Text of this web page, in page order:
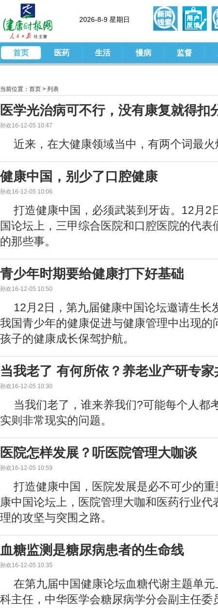
2026-8-9 星期日
首页 医药 生活 慢病 监督
当前位置： 首页 > 列表
医学光治病可不行，没有康复就得扣
孙欢16-12-05 10:47
近来，在大健康领域当中，有两个词最
健康中国，别少了口腔健康
孙欢16-12-05 10:06
打造健康中国，必须武装到牙齿。12月2
国论坛上，三甲综合医院和口腔医院的代表
的那些事。
青少年时期要给健康打下好基础
孙欢16-12-05 10:50
12月2日，第九届健康中国论坛邀请生长
我国青少年的健康促进与健康管理中出现的
孩子的健康成长保驾护航。
当我老了 有何所依？养老业产研专
孙欢16-12-05 10:30
当我们老了，谁来养我们?可能每个人都
实则非常现实的问题。
医院怎样发展？听医院管理大咖谈
孙欢16-12-05 10:59
打造健康中国，医院发展是必不可少的
康中国论坛上，医院管理大咖和医药行业代
理的攻坚与突围之路。
血糖监测是糖尿病患者的生命线
孙欢16-12-05 10:35
在第九届中国健康论坛血糖代谢主题单
科主任，中华医学会糖尿病学分会副主任委